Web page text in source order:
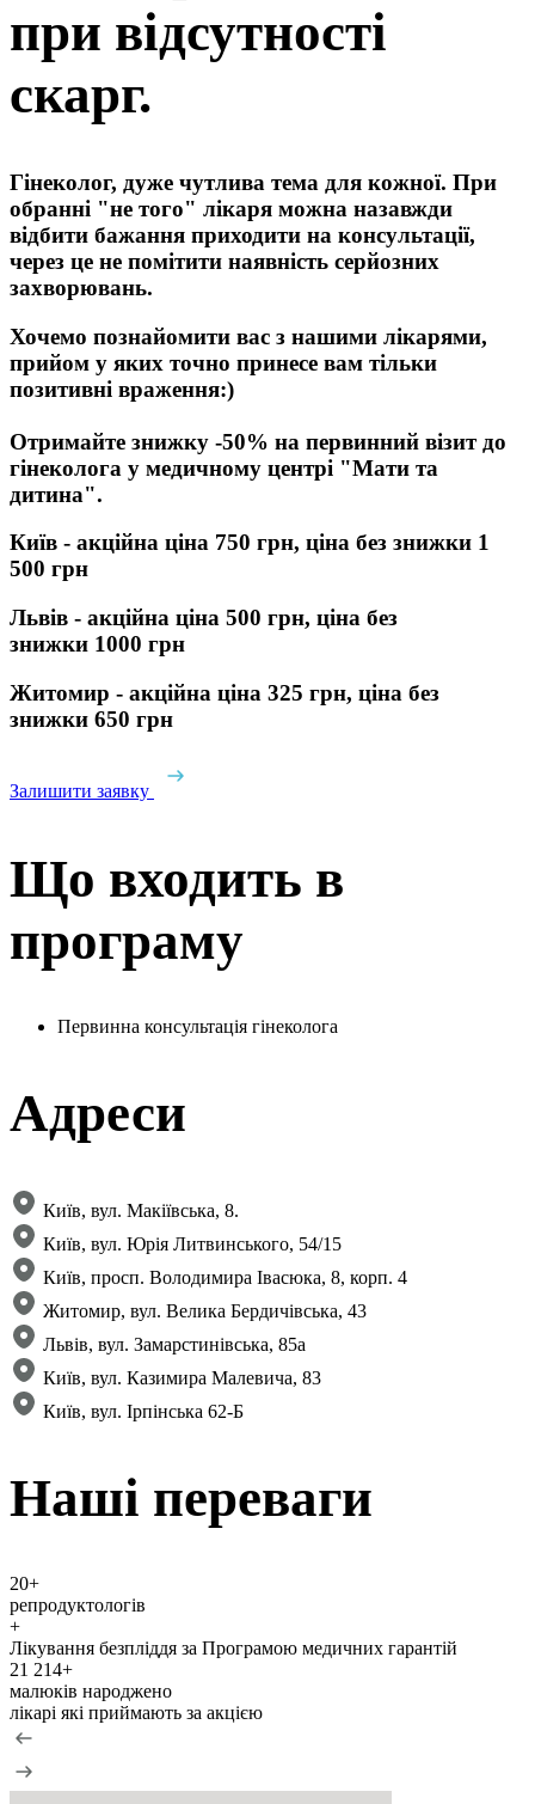
при відсутності
скарг.
Гінеколог, дуже чутлива тема для кожної. При
обранні "не того" лікаря можна назавжди
відбити бажання приходити на консультації,
через це не помітити наявність серйозних
захворювань.
Хочемо познайомити вас з нашими лікарями,
прийом у яких точно принесе вам тільки
позитивні враження:)
Отримайте знижку -50% на первинний візит до
гінеколога у медичному центрі "Мати та
дитина".
Київ - акційна ціна 750 грн, ціна без знижки 1
500 грн
Львів - акційна ціна 500 грн, ціна без
знижки 1000 грн
Житомир - акційна ціна 325 грн, ціна без
знижки 650 грн
Залишити заявку
Що входить в
програму
Первинна консультація гінеколога
Адреси
Київ, вул. Макіївська, 8.
Київ, вул. Юрія Литвинського, 54/15
Київ, просп. Володимира Івасюка, 8, корп. 4​
Житомир, вул. Велика Бердичівська, 43
Львів, вул. Замарстинівська, 85а
Київ, вул. Казимира Малевича, 83
Київ, вул. Ірпінська 62-Б
Нашi переваги
20+
репродуктологів
+
Лікування безпліддя за Програмою медичних гарантій
21 214+
малюків народжено
лiкарі які приймають за акцією